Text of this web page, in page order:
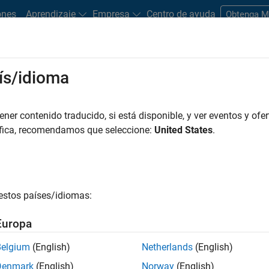
Aprendizaje Empresa Centro de ayuda Obtenga
una batería
normalizada entre 0 y 1 que indica el nivel de carga de
que la batería está completamente cargada, si es 0, la
indicador de combustible en vehículos con motor de
una indicación sobre cuánta energía queda en la
Conocer el SOC de la batería permite planificar
una batería se puede calcular de esta manera
SOC(t0)+1Ctotal∫t0t1ηi(t)3600dt
idioma
contenido traducido, si está disponible, y ver eventos y
recomendamos que seleccione: United States.
países/idiomas:
(English)
(English)
Netherlands (English)
Norway (English)